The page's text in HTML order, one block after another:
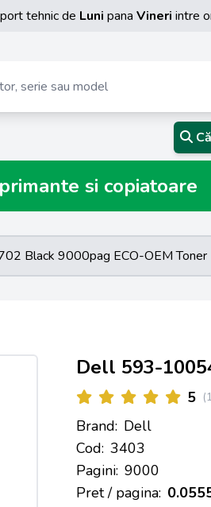
tehnic de Luni pana Vineri intre
si copiatoare
Black 9000pag ECO-OEM Toner
Dell 593-
5
Brand: Dell
Cod: 3403
Pagini: 9000
Pret / pagina: